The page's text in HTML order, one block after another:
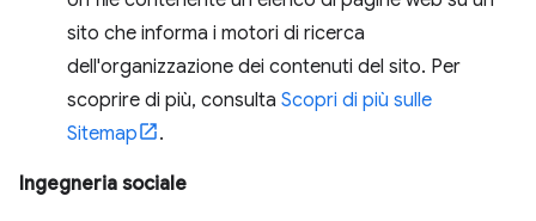
sito che informa i motori di ricerca
dell'organizzazione dei contenuti del sito. Per
scoprire di più, consulta Scopri di più sulle
Sitemap
.
Ingegneria sociale